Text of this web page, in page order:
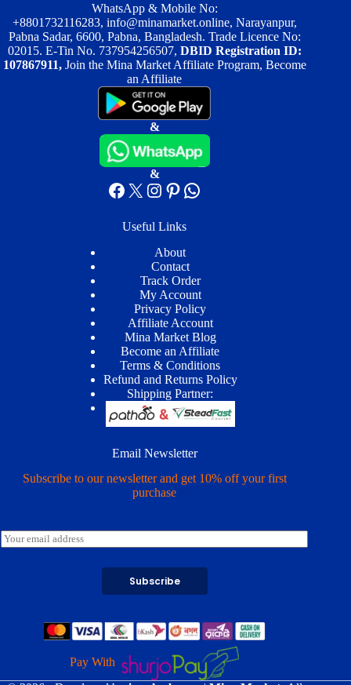
WhatsApp & Mobile No:
+8801732116283, info@minamarket.online, Narayanpur,
Pabna Sadar, 6600, Pabna, Bangladesh. Trade Licence No:
02015. E-Tin No. 737954256507, DBID Registration ID:
107867911, Join the Mina Market Affiliate Program, Become
an Affiliate
&
&
Facebook
X Instagram
Pinterest
WhatsApp
Useful Links
About
Contact
Track Order
My Account
Privacy Policy
Affiliate Account
Mina Market Blog
Become an Affiliate
Terms & Conditions
Refund and Returns Policy
Shipping Partner:
Email Newsletter
Subscribe to our newsletter and get 10% off your first
purchase
E
m
Subscribe
Pay With